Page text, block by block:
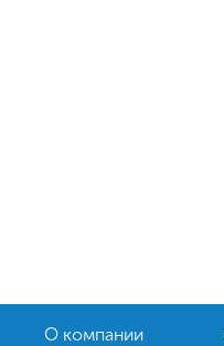
О компании